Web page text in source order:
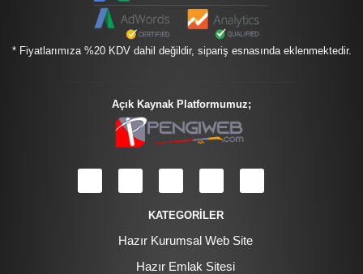
* Fiyatlarımıza %20 KDV dahil değildir, sipariş esnasında eklenmektedir.
Açık Kaynak Platformumuz;
KATEGORİLER
Hazır Kurumsal Web Site
Hazır Emlak Sitesi